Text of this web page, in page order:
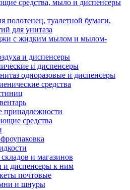
средства, мыло и диспенсеры
полотенец, туалетной бумаги,
для унитаза
с жидким мылом и мылом-
и диспенсеры
и диспенсеры
одноразовые и диспенсеры
средства
принадлежности
средства
и магазинов
и диспенсеры к ним
почтовые
и шнуры